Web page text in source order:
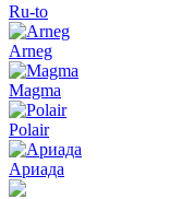
Ru-to
Arneg
Magma
Polair
Ариада